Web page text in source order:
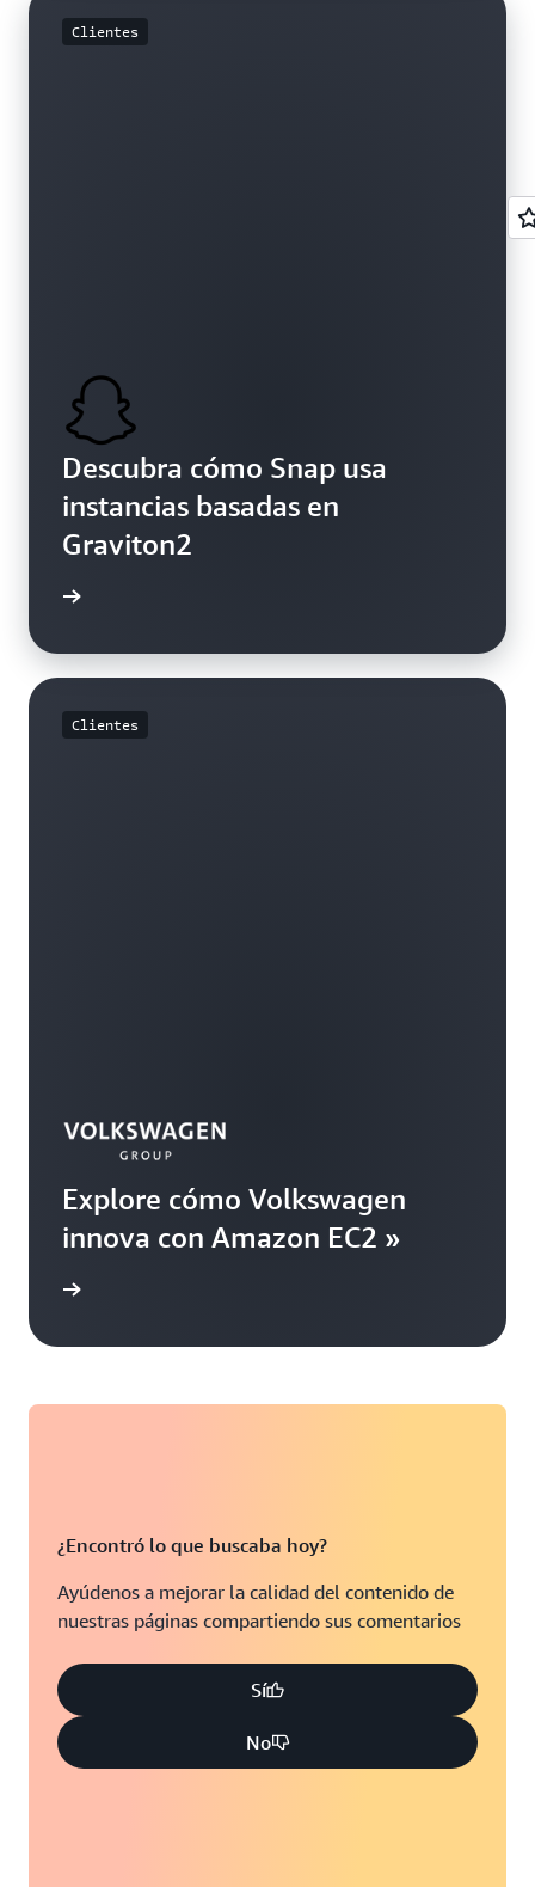
Clientes
Descubra cómo Snap usa
instancias basadas en
Graviton2
Clientes
Explore cómo Volkswagen
innova con Amazon EC2 »
¿Encontró lo que buscaba hoy?
Ayúdenos a mejorar la calidad del contenido de
nuestras páginas compartiendo sus comentarios
Sí
No